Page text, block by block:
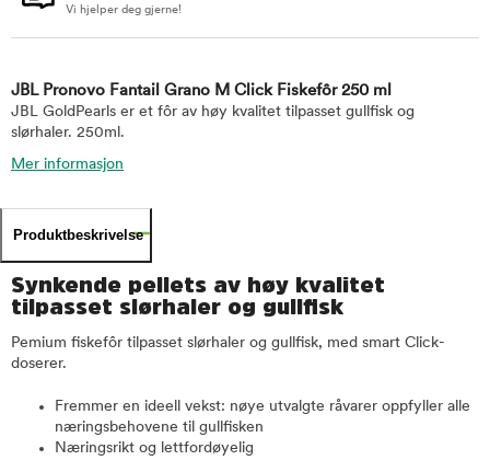
Vi hjelper deg gjerne!
JBL Pronovo Fantail Grano M Click Fiskefôr 250 ml
JBL GoldPearls er et fôr av høy kvalitet tilpasset gullfisk og
slørhaler. 250ml.
Mer informasjon
Produktbeskrivelse
Synkende pellets av høy kvalitet
tilpasset slørhaler og gullfisk
Pemium fiskefôr tilpasset slørhaler og gullfisk, med smart Click-
doserer.
Fremmer en ideell vekst: nøye utvalgte råvarer oppfyller alle
næringsbehovene til gullfisken
Næringsrikt og lettfordøyelig